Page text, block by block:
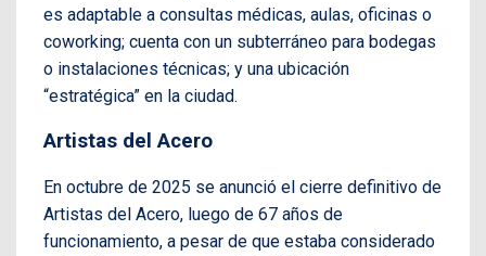
es adaptable a consultas médicas, aulas, oficinas o
coworking; cuenta con un subterráneo para bodegas
o instalaciones técnicas; y una ubicación
“estratégica” en la ciudad.
Artistas del Acero
En octubre de 2025 se anunció el cierre definitivo de
Artistas del Acero, luego de 67 años de
funcionamiento, a pesar de que estaba considerado